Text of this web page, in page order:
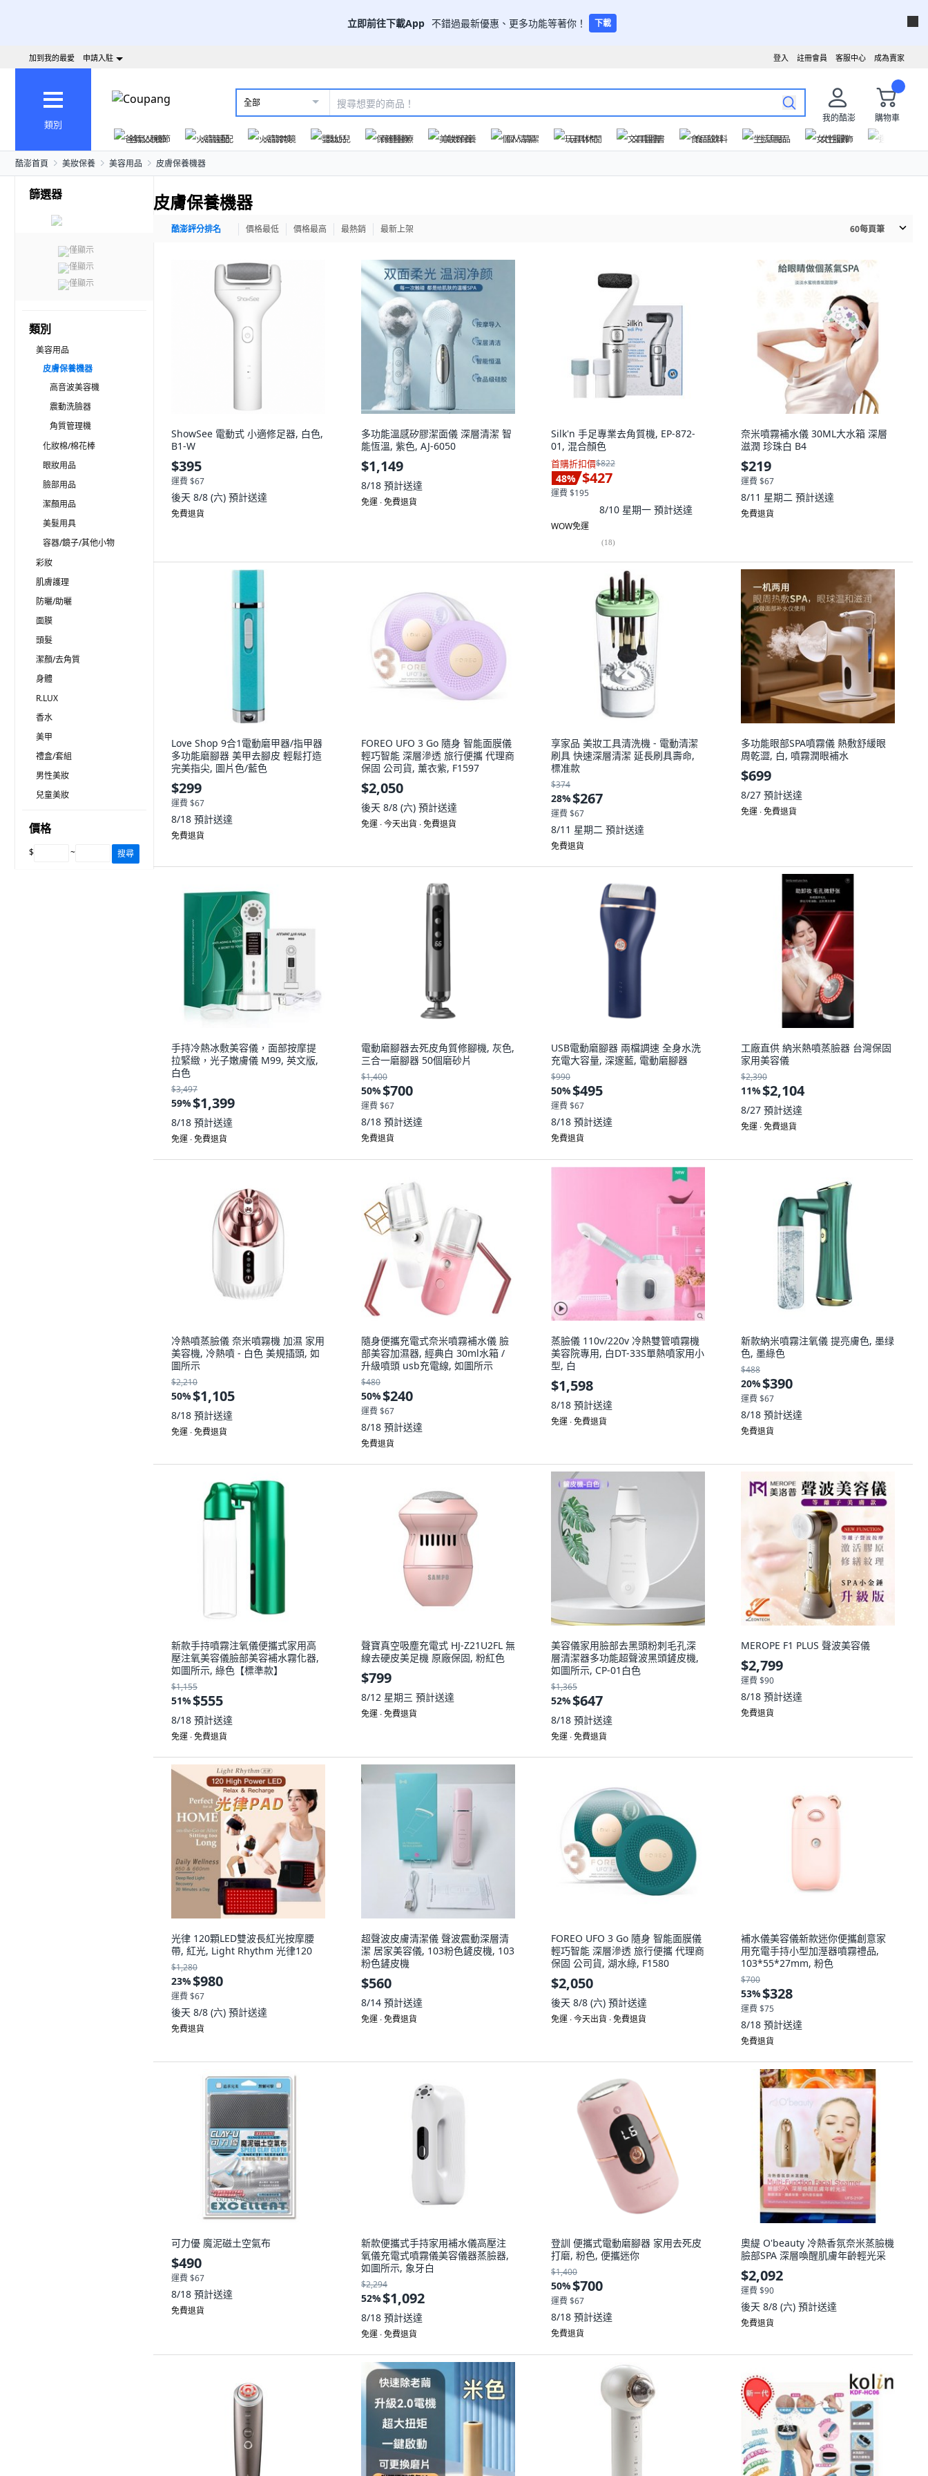
立即前往下載App 不錯過最新優惠、更多功能等著你！ 下載
成為賣家
客服中心
註冊會員
登入
加到我的最愛 申請入駐
類別
全部
我的酷澎
購物車
爸氣父親節
火箭速配 火箭跨境 嬰幼兒 保健醫療 美妝保養 個人清潔 玩具休閒 文具圖書 食品飲料 生活用品 女性服飾
酷澎首頁 美妝保養 美容用品 皮膚保養機器
篩選器
僅顯示
僅顯示
僅顯示
類別
美容用品
皮膚保養機器
高音波美容機
震動洗臉器
角質管理機
化妝棉/棉花棒
眼妝用品
臉部用品
潔顏用品
美髮用具
容器/鏡子/其他小物
彩妝
肌膚護理
防曬/助曬
面膜
頭髮
潔顏/去角質
身體
R.LUX
香水
美甲
禮盒/套組
男性美妝
兒童美妝
價格
$ ~ 搜尋
皮膚保養機器
酷澎評分排名 價格最低 價格最高 最熱銷 最新上架 60每頁筆
ShowSee 電動式 小適修足器, 白色,
B1-W
$395
運費 $67
後天 8/8 (六) 預計送達
免費退貨
多功能溫感矽膠潔面儀 深層清潔 智
能恆溫, 紫色, AJ-6050
$1,149
8/18 預計送達
免運 ∙ 免費退貨
Silk'n 手足專業去角質機, EP-872-
01, 混合顏色
首購折扣價$822
48% $427
運費 $195
8/10 星期一 預計送達
WOW免運
(18)
奈米噴霧補水儀 30ML大水箱 深層
滋潤 珍珠白 B4
$219
運費 $67
8/11 星期二 預計送達
免費退貨
Love Shop 9合1電動磨甲器/指甲器
多功能磨腳器 美甲去腳皮 輕鬆打造
完美指尖, 圖片色/藍色
$299
運費 $67
8/18 預計送達
免費退貨
FOREO UFO 3 Go 隨身 智能面膜儀
輕巧智能 深層滲透 旅行便攜 代理商
保固 公司貨, 薰衣紫, F1597
$2,050
後天 8/8 (六) 預計送達
免運 ∙ 今天出貨 ∙ 免費退貨
享家品 美妝工具清洗機 - 電動清潔
刷具 快速深層清潔 延長刷具壽命,
標准款
$374
28%$267
運費 $67
8/11 星期二 預計送達
免費退貨
多功能眼部SPA噴霧儀 熱敷舒緩眼
周乾澀, 白, 噴霧潤眼補水
$699
8/27 預計送達
免運 ∙ 免費退貨
手持冷熱冰敷美容儀，面部按摩提
拉緊緻，光子嫩膚儀 M99, 英文版,
白色
$3,497
59%$1,399
8/18 預計送達
免運 ∙ 免費退貨
電動磨腳器去死皮角質修腳機, 灰色,
三合一磨腳器 50個磨砂片
$1,400
50%$700
運費 $67
8/18 預計送達
免費退貨
USB電動磨腳器 兩檔調速 全身水洗
充電大容量, 深邃藍, 電動磨腳器
$990
50%$495
運費 $67
8/18 預計送達
免費退貨
工廠直供 納米熱噴蒸臉器 台灣保固
家用美容儀
$2,390
11%$2,104
8/27 預計送達
免運 ∙ 免費退貨
冷熱噴蒸臉儀 奈米噴霧機 加濕 家用
美容機, 冷熱噴 - 白色 美規插頭, 如
圖所示
$2,210
50%$1,105
8/18 預計送達
免運 ∙ 免費退貨
隨身便攜充電式奈米噴霧補水儀 臉
部美容加濕器, 經典白 30ml水箱 /
升級噴頭 usb充電線, 如圖所示
$480
50%$240
運費 $67
8/18 預計送達
免費退貨
蒸臉儀 110v/220v 冷熱雙管噴霧機
美容院專用, 白DT-33S單熱噴家用小
型, 白
$1,598
8/18 預計送達
免運 ∙ 免費退貨
新款納米噴霧注氧儀 提亮膚色, 墨绿
色, 墨綠色
$488
20%$390
運費 $67
8/18 預計送達
免費退貨
新款手持噴霧注氧儀便攜式家用高
壓注氧美容儀臉部美容補水霧化器,
如圖所示, 綠色【標準款】
$1,155
51%$555
8/18 預計送達
免運 ∙ 免費退貨
聲寶真空吸塵充電式 HJ-Z21U2FL 無
線去硬皮美足機 原廠保固, 粉紅色
$799
8/12 星期三 預計送達
免運 ∙ 免費退貨
美容儀家用臉部去黑頭粉刺毛孔深
層清潔器多功能超聲波黑頭鏟皮機,
如圖所示, CP-01白色
$1,365
52%$647
8/18 預計送達
免運 ∙ 免費退貨
MEROPE F1 PLUS 聲波美容儀
$2,799
運費 $90
8/18 預計送達
免費退貨
光律 120顆LED雙波長紅光按摩腰
帶, 紅光, Light Rhythm 光律120
$1,280
23%$980
運費 $67
後天 8/8 (六) 預計送達
免費退貨
超聲波皮膚清潔儀 聲波震動深層清
潔 居家美容儀, 103粉色鏟皮機, 103
粉色鏟皮機
$560
8/14 預計送達
免運 ∙ 免費退貨
FOREO UFO 3 Go 隨身 智能面膜儀
輕巧智能 深層滲透 旅行便攜 代理商
保固 公司貨, 湖水綠, F1580
$2,050
後天 8/8 (六) 預計送達
免運 ∙ 今天出貨 ∙ 免費退貨
補水儀美容儀新款迷你便攜創意家
用充電手持小型加溼器噴霧禮品,
103*55*27mm, 粉色
$700
53%$328
運費 $75
8/18 預計送達
免費退貨
可力優 魔泥磁土空氣布
$490
運費 $67
8/18 預計送達
免費退貨
新款便攜式手持家用補水儀高壓注
氧儀充電式噴霧儀美容儀器蒸臉器,
如圖所示, 象牙白
$2,294
52%$1,092
8/18 預計送達
免運 ∙ 免費退貨
登訓 便攜式電動磨腳器 家用去死皮
打磨, 粉色, 便攜迷你
$1,400
50%$700
運費 $67
8/18 預計送達
免費退貨
奧緹 O'beauty 冷熱香氛奈米蒸臉機
臉部SPA 深層喚醒肌膚年齡輕光采
$2,092
運費 $90
後天 8/8 (六) 預計送達
免費退貨